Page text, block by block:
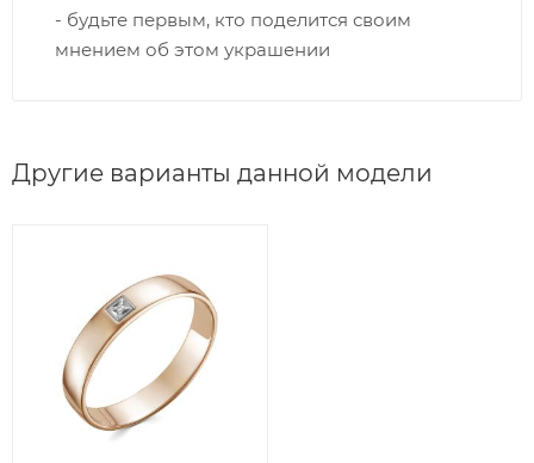
- будьте первым, кто поделится своим
мнением об этом украшении
Другие варианты данной модели